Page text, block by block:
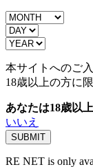
本サイトへのご入
18歳以上の方に
あなたは18歳以
いいえ
RE NET is only